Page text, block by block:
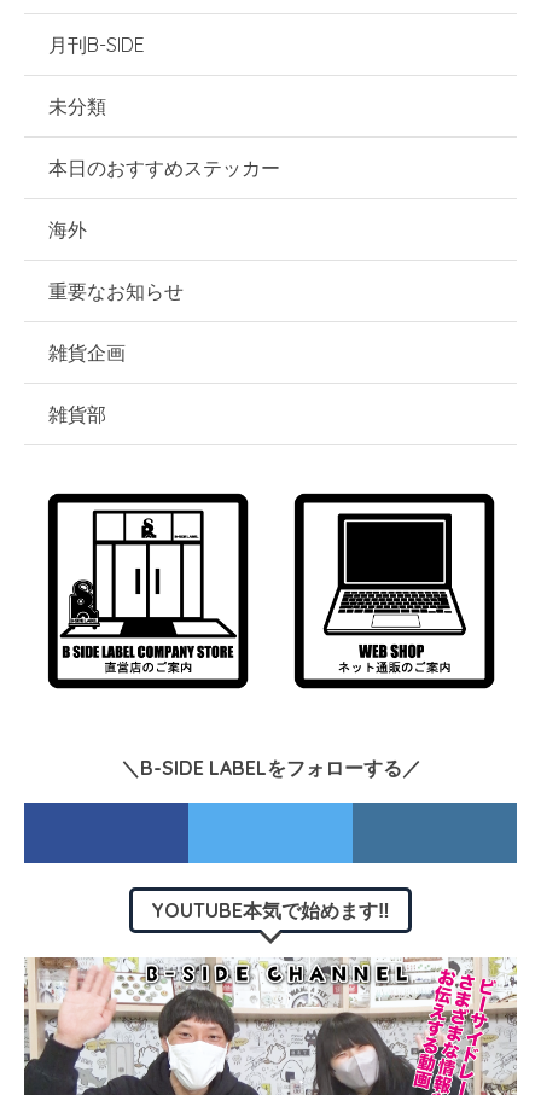
月刊B-SIDE
未分類
本日のおすすめステッカー
海外
重要なお知らせ
雑貨企画
雑貨部
＼B-SIDE LABELをフォローする／
YOUTUBE本気で始めます‼︎